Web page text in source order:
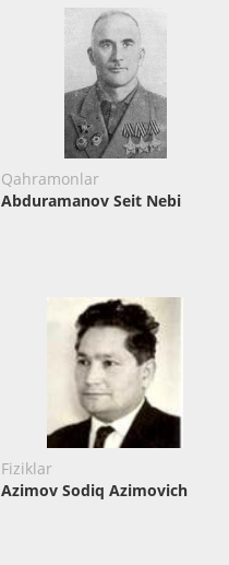
Qahramonlar
Abduramanov Seit Nebi
Fiziklar
Azimov Sodiq Azimovich